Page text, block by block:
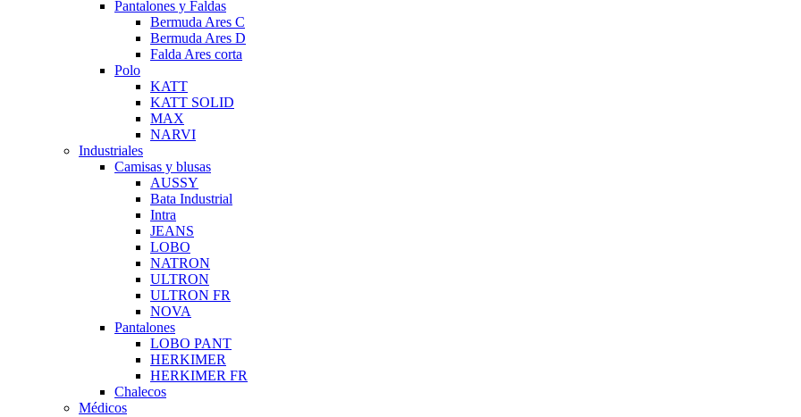
Pantalones y Faldas
Bermuda Ares C
Bermuda Ares D
Falda Ares corta
Polo
KATT
KATT SOLID
MAX
NARVI
Industriales
Camisas y blusas
AUSSY
Bata Industrial
Intra
JEANS
LOBO
NATRON
ULTRON
ULTRON FR
NOVA
Pantalones
LOBO PANT
HERKIMER
HERKIMER FR
Chalecos
Médicos